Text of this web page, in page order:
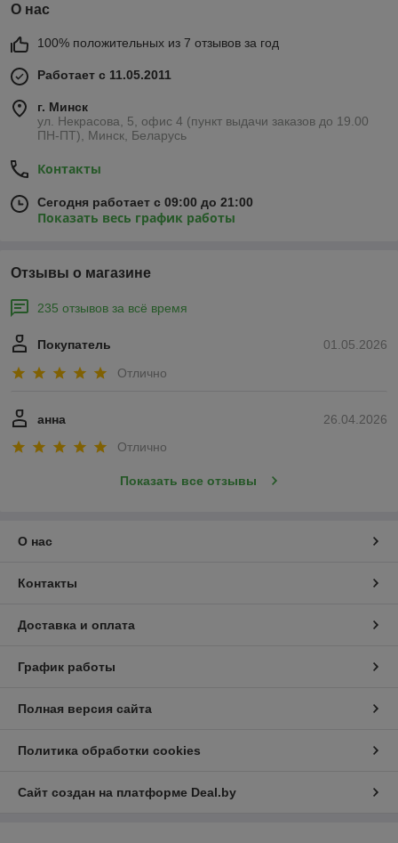
О нас
100% положительных из 7 отзывов за год
Работает с 11.05.2011
г. Минск
ул. Некрасова, 5, офис 4 (пункт выдачи заказов до 19.00
ПН-ПТ), Минск, Беларусь
Контакты
Сегодня работает с 09:00 до 21:00
Показать весь график работы
Отзывы о магазине
235 отзывов за всё время
01.05.2026
Покупатель
Отлично
26.04.2026
анна
Отлично
Показать все отзывы
О нас
Контакты
Доставка и оплата
График работы
Полная версия сайта
Политика обработки cookies
Сайт создан на платформе Deal.by